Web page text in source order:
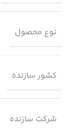
نوع محصول
کشور سازنده
شرکت سازنده